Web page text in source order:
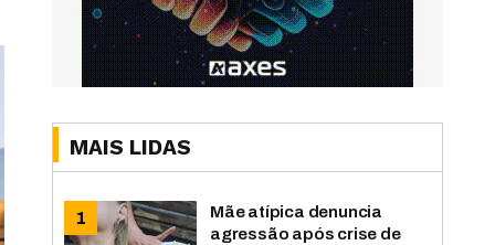
MAIS LIDAS
Mãe atípica denuncia
agressão após crise de